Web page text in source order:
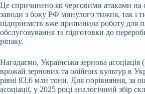
Це спричинено як черговими атаками на
заводи з боку РФ минулого тижня, так і
підприємств вже припинила роботу для
обслуговування та підготовки до
ріпаку.
Нагадаємо, Українська зернова
врожай зернових та олійних культур в
рівні 83,6 млн тонн. Для порівняння, за
асоціації, у 2025 році аналогічний збір